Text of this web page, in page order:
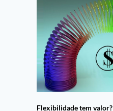
Flexibilidade tem valor?